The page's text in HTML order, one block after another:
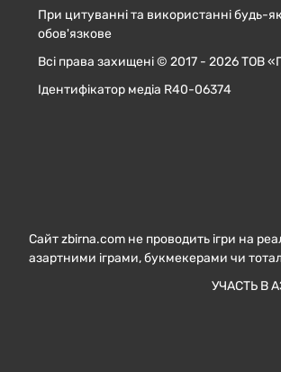
При цитуванні та використанні будь-
обов'язкове
Всі права захищені © 2017 - 2026 ТОВ
Ідентифікатор медіа R40-06374
Сайт zbirna.com не проводить ігри на
азартними іграми, букмекерами чи
УЧАСТЬ В